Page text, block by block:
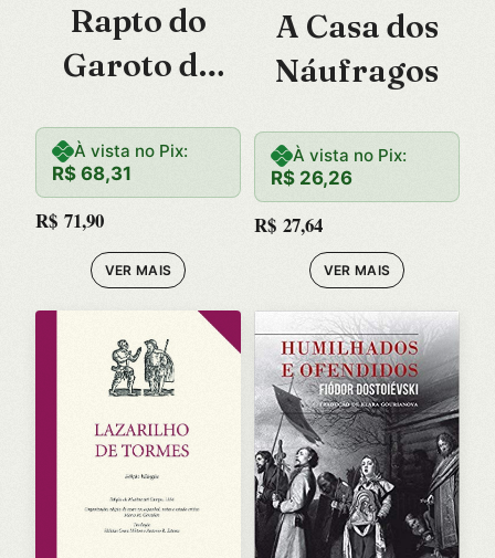
Rapto do
Garoto de
À vista no Pix:
R$ 68,31
R$ 71,90
VER MAIS
A Casa dos
Náufragos
À vista no Pix:
R$ 26,26
R$ 27,64
VER MAIS